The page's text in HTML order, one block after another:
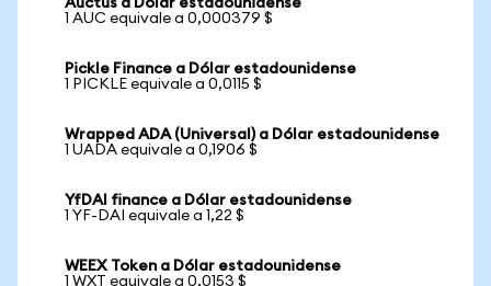
Auctus a Dólar estadounidense
1 AUC equivale a 0,000379 $
Pickle Finance a Dólar estadounidense
1 PICKLE equivale a 0,0115 $
Wrapped ADA (Universal) a Dólar estadounidense
1 UADA equivale a 0,1906 $
YfDAI finance a Dólar estadounidense
1 YF-DAI equivale a 1,22 $
WEEX Token a Dólar estadounidense
1 WXT equivale a 0,0153 $